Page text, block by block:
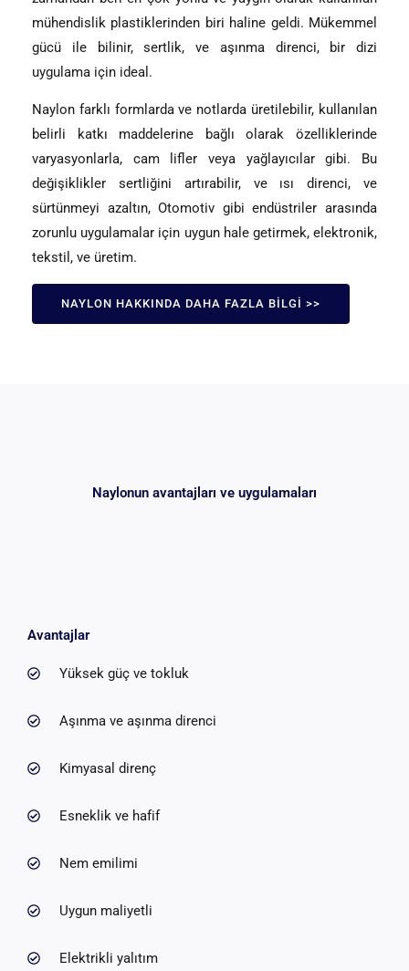
mühendislik plastiklerinden biri haline geldi. Mükemmel
gücü ile bilinir, sertlik, ve aşınma direnci, bir dizi
uygulama için ideal.
Naylon farklı formlarda ve notlarda üretilebilir, kullanılan
belirli katkı maddelerine bağlı olarak özelliklerinde
varyasyonlarla, cam lifler veya yağlayıcılar gibi. Bu
değişiklikler sertliğini artırabilir, ve ısı direnci, ve
sürtünmeyi azaltın, Otomotiv gibi endüstriler arasında
zorunlu uygulamalar için uygun hale getirmek, elektronik,
tekstil, ve üretim.
NAYLON HAKKINDA DAHA FAZLA BILGI >>
Naylonun avantajları ve uygulamaları
Avantajlar
Yüksek güç ve tokluk
Aşınma ve aşınma direnci
Kimyasal direnç
Esneklik ve hafif
Nem emilimi
Uygun maliyetli
Elektrikli yalıtım